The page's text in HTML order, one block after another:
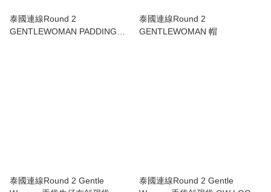
泰國連線Round 2
GENTLEWOMAN PADDING
泰國連線Round 2
GENTLEWOMAN 帽
泰國連線Round 2 Gentle
泰國連線Round 2 Gentle